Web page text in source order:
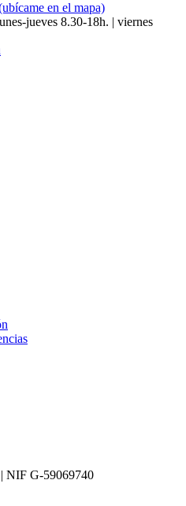
en el mapa)
jueves 8.30-18h. | viernes
NIF G-59069740